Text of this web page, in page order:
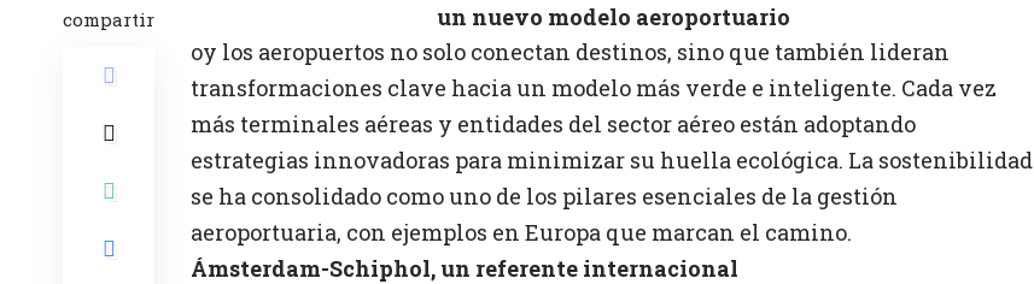
compartir
un nuevo modelo aeroportuario
oy los aeropuertos no solo conectan destinos, sino que también lideran
transformaciones clave hacia un modelo más verde e inteligente. Cada vez
más terminales aéreas y entidades del sector aéreo están adoptando
estrategias innovadoras para minimizar su huella ecológica. La sostenibilidad
se ha consolidado como uno de los pilares esenciales de la gestión
aeroportuaria, con ejemplos en Europa que marcan el camino.
Ámsterdam-Schiphol, un referente internacional